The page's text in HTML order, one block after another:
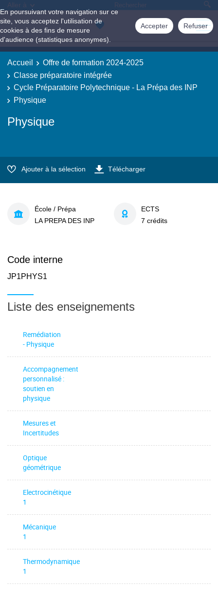
En poursuivant votre navigation sur ce
site, vous acceptez l'utilisation de
cookies à des fins de mesure
d'audience (statistiques anonymes).
Accepter Refuser
Aller à
Accueil
Offre de formation 2024-2025
Classe préparatoire intégrée
Cycle Préparatoire Polytechnique - La Prépa des INP
Physique
Physique
Ajouter à la sélection Télécharger
École / Prépa
LA PREPA DES INP
ECTS
7 crédits
Code interne
JP1PHYS1
Liste des enseignements
Remédiation
- Physique
Accompagnement
personnalisé :
soutien en
physique
Mesures et
Incertitudes
Optique
géométrique
Electrocinétique
1
Mécanique
1
Thermodynamique
1